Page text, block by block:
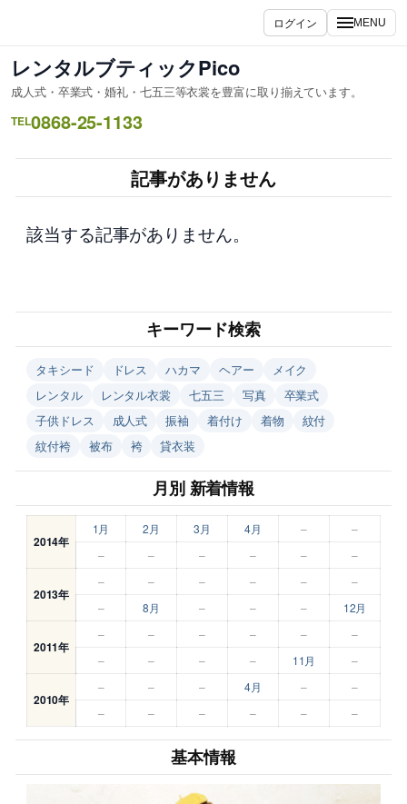
を
ス
キ
ッ
ログイン MENU
レンタルブティックPico
成人式・卒業式・婚礼・七五三等衣裳を豊富に取り揃えています。
TEL0868-25-1133
記事がありません
該当する記事がありません。
キーワード検索
タキシード ドレス ハカマ ヘアー
メイク
レンタル
レンタル衣裳 七五三 写真
卒業式
子供ドレス
成人式 振袖 着付け 着物
紋付
紋付袴
被布 袴 貸衣装
月別 新着情報
2014年
1月 2月 3月 4月 –
–
–
– – – – –
2013年
– – – – –
–
–
8月 – – – 12月
2011年
– – – – –
–
–
– – – 11月 –
2010年
– – – 4月 –
–
–
– – – – –
基本情報